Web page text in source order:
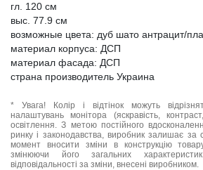
гл. 120 см
выс. 77.9 см
возможные цвета: дуб шато антрацит/
материал корпуса: ДСП
материал фасада: ДСП
страна производитель Украина
* Увага! Колір і відтінок можуть
налаштувань монітора (яскравість,
освітлення. З метою постійного
ринку і законодавства, виробник залишає за
момент вносити зміни в конструкцію
змінюючи його загальних
відповідальності за зміни, внесені виробником.